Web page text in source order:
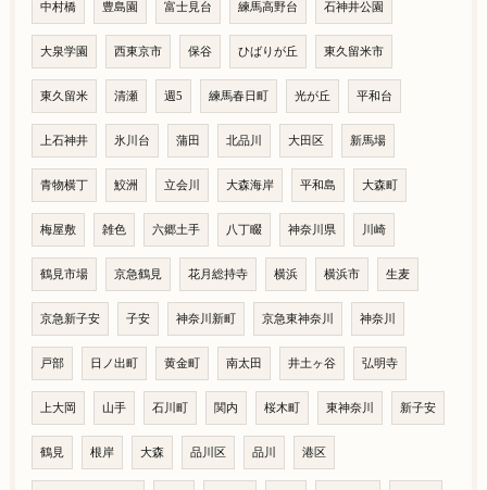
中村橋 豊島園 富士見台 練馬高野台 石神井公園
大泉学園 西東京市 保谷 ひばりが丘 東久留米市
東久留米 清瀬 週5 練馬春日町 光が丘 平和台
上石神井 氷川台 蒲田 北品川 大田区 新馬場
青物横丁 鮫洲 立会川 大森海岸 平和島 大森町
梅屋敷 雑色 六郷土手 八丁畷 神奈川県 川崎
鶴見市場 京急鶴見 花月総持寺 横浜 横浜市 生麦
京急新子安 子安 神奈川新町 京急東神奈川 神奈川
戸部 日ノ出町 黄金町 南太田 井土ヶ谷 弘明寺
上大岡 山手 石川町 関内 桜木町 東神奈川 新子安
鶴見 根岸 大森 品川区 品川 港区